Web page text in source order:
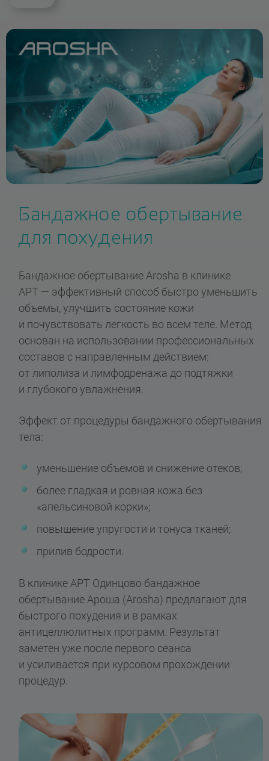
Бандажное обертывание
для похудения
Бандажное обертывание Arosha в клинике
АРТ — эффективный способ быстро уменьшить
объемы, улучшить состояние кожи
и почувствовать легкость во всем теле. Метод
основан на использовании профессиональных
составов с направленным действием:
от липолиза и лимфодренажа до подтяжки
и глубокого увлажнения.
Эффект от процедуры бандажного обертывания
тела:
уменьшение объемов и снижение отеков;
более гладкая и ровная кожа без
«апельсиновой корки»;
повышение упругости и тонуса тканей;
прилив бодрости.
В клинике АРТ Одинцово бандажное
обертывание Ароша (Arosha) предлагают для
быстрого похудения и в рамках
антицеллюлитных программ. Результат
заметен уже после первого сеанса
и усиливается при курсовом прохождении
процедур.